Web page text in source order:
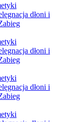
dłoni i
dłoni i
dłoni i